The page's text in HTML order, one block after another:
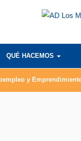
QUÉ HACEMOS
y